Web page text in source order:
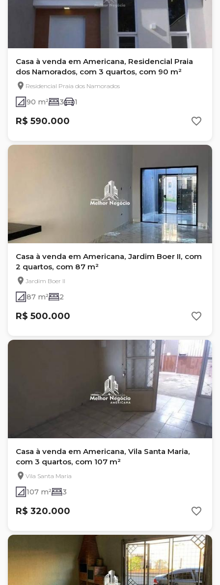
Casa à venda em Americana, Residencial Praia
dos Namorados, com 3 quartos, com 90 m²
Residencial Praia dos Namorados
90 m² 3 1
R$ 590.000
Casa à venda em Americana, Jardim Boer II, com
2 quartos, com 87 m²
Jardim Boer II
87 m² 2
R$ 500.000
Casa à venda em Americana, Vila Santa Maria,
com 3 quartos, com 107 m²
Vila Santa Maria
107 m² 3
R$ 320.000